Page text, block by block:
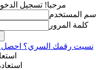
مرحبا! تسجيل
اسم المستخدم
كلمة المرور
نسيت رقمك السري؟ احصل